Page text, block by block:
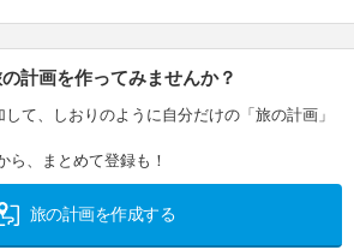
計画を作ってみませんか？
て、しおりのように自分だけの「旅の計画」
ら、まとめて登録も！
旅の計画を作成する